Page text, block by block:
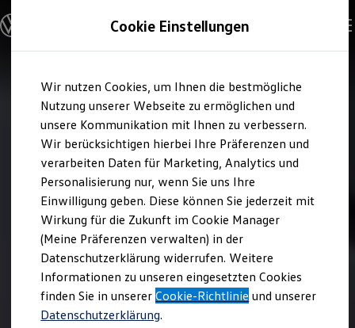
Hauptinhalt
springen
Footer
springen
Modelle & Konfigurator
Nutzfahrzeugkategorien entdecken
Modelle konfigurieren
Vorgängermodelle und Oldtimer
Vorgängermodelle
Oldtimer
Bulli Historie
Branchenlösungen & Gewerbekunden
Umbaulösungen und Hersteller finden
Auf- und Umbauten entdecken & konfigurieren
Groß- und Sonderkunden
Großkunden
Kommunen & Behörden
Journalisten
Sportvereine
Branchenlösungen
Bau & Handwerk
Gewerbliche Personenbeförderung
Service & mobile Werkstätten
Kurier, Logistik & Handel
Cookie Einstellungen
Wir nutzen Cookies, um Ihnen die bestmögliche
Nutzung unserer Webseite zu ermöglichen und
unsere Kommunikation mit Ihnen zu verbessern.
Wir berücksichtigen hierbei Ihre Präferenzen und
verarbeiten Daten für Marketing, Analytics und
Personalisierung nur, wenn Sie uns Ihre
Einwilligung geben. Diese können Sie jederzeit mit
Wirkung für die Zukunft im Cookie Manager
(Meine Präferenzen verwalten) in der
Datenschutzerklärung widerrufen. Weitere
Informationen zu unseren eingesetzten Cookies
finden Sie in unsererCookie-Richtlinie und unserer
Datenschutzerklärung.